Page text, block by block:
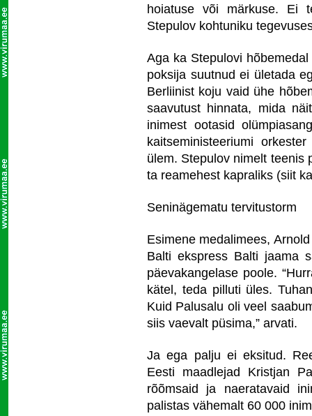
hoiatuse või märkuse. Ei
Stepulov kohtuniku
Aga ka Stepulovi
poksija suutnud ei ületada
Berliinist koju vaid ühe
saavutust hinnata, mida
inimest ootasid
kaitseministeeriumi
ülem. Stepulov nimelt teenis
ta reamehest kapraliks (siit
Seninägematu tervitustorm
Esimene medalimees,
Balti ekspress Balti jaama
päevakangelase poole.
kätel, teda pilluti üles.
Kuid Palusalu oli veel
siis vaevalt püsima,” arvati.
Ja ega palju ei eksitud.
Eesti maadlejad Kristjan
rõõmsaid ja naeratavaid
palistas vähemalt 60 000